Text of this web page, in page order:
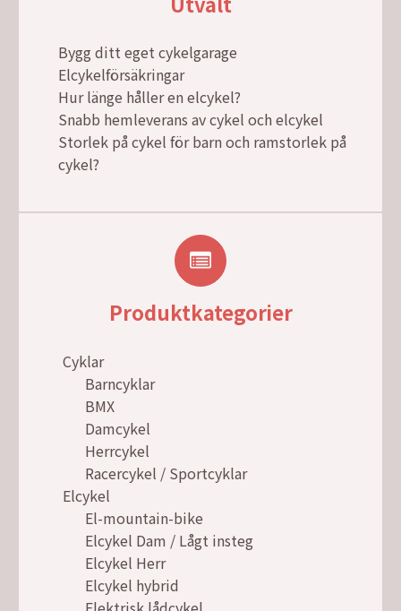
Bygg ditt eget cykelgarage
Elcykelförsäkringar
Hur länge håller en elcykel?
Snabb hemleverans av cykel och elcykel
Storlek på cykel för barn och ramstorlek på
cykel?
Produktkategorier
Cyklar
Barncyklar
BMX
Damcykel
Herrcykel
Racercykel / Sportcyklar
Elcykel
El-mountain-bike
Elcykel Dam / Lågt insteg
Elcykel Herr
Elcykel hybrid